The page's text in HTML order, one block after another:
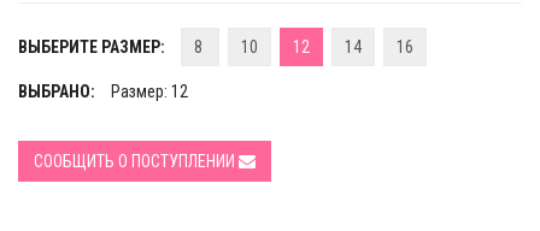
ВЫБЕРИТЕ РАЗМЕР: 8 10 12 14 16
ВЫБРАНО: Размер: 12
СООБЩИТЬ О ПОСТУПЛЕНИИ